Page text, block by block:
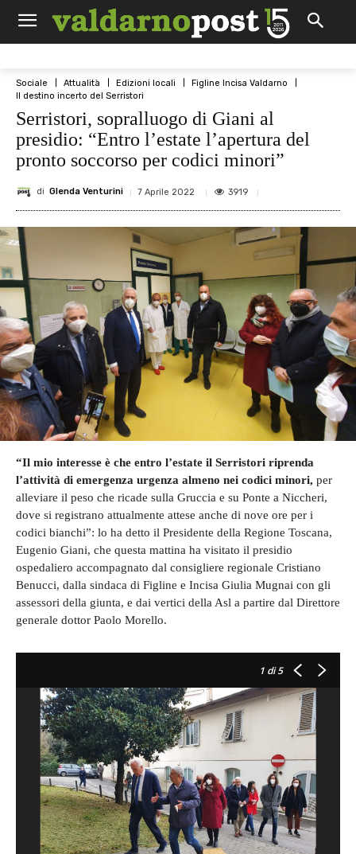
Sociale Attualità Edizioni locali
Figline Incisa Valdarno
Il destino incerto del Serristori
Serristori, sopralluogo di Giani al
presidio: “Entro l’estate l’apertura del
pronto soccorso per codici minori”
di Glenda Venturini 7 Aprile 2022 3919
“Il mio interesse è che entro l’estate il Serristori riprenda
l’attività di emergenza urgenza almeno nei codici minori, per
alleviare il peso che ricade sulla Gruccia e su Ponte a Niccheri,
dove si registrano attualmente attese anche di nove ore per i
codici bianchi”: lo ha detto il Presidente della Regione Toscana,
Eugenio Giani, che questa mattina ha visitato il presidio
ospedaliero accompagnato dal consigliere regionale Cristiano
Benucci, dalla sindaca di Figline e Incisa Giulia Mugnai con gli
assessori della giunta, e dai vertici della Asl a partire dal Direttore
generale dottor Paolo Morello.
1 di 5